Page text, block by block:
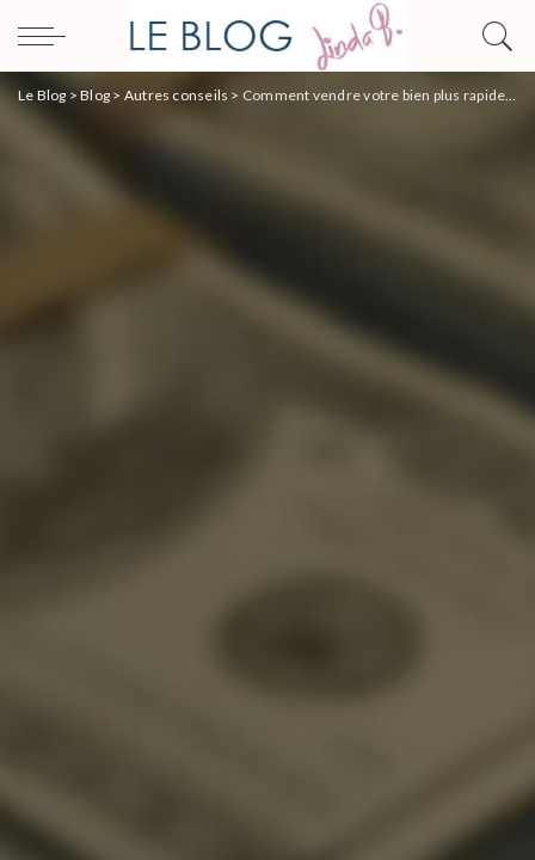
Le Blog >Blog > Autres conseils > Comment vendre votre bien plus rapidement ?